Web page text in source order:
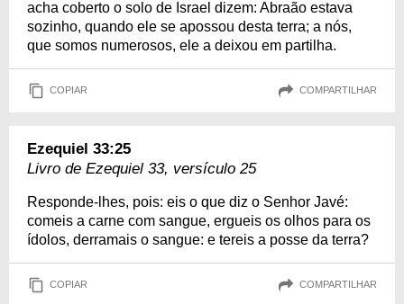
acha coberto o solo de Israel dizem: Abraão estava
sozinho, quando ele se apossou desta terra; a nós,
que somos numerosos, ele a deixou em partilha.
COPIAR COMPARTILHAR
Ezequiel 33:25
Livro de Ezequiel 33, versículo 25
Responde-lhes, pois: eis o que diz o Senhor Javé:
comeis a carne com sangue, ergueis os olhos para os
ídolos, derramais o sangue: e tereis a posse da terra?
COPIAR COMPARTILHAR